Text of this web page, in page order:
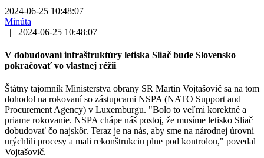
2024-06-25 10:48:07
Minúta
|
2024-06-25 10:48:07
V dobudovaní infraštruktúry letiska Sliač bude Slovensko
pokračovať vo vlastnej réžii
Štátny tajomník Ministerstva obrany SR Martin Vojtašovič sa na tom
dohodol na rokovaní so zástupcami NSPA (NATO Support and
Procurement Agency) v Luxemburgu. "Bolo to veľmi korektné a
priame rokovanie. NSPA chápe náš postoj, že musíme letisko Sliač
dobudovať čo najskôr. Teraz je na nás, aby sme na národnej úrovni
urýchlili procesy a mali rekonštrukciu plne pod kontrolou," povedal
Vojtašovič.